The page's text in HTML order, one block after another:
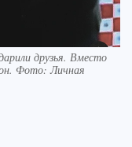
друзья. Вместо
Фото: Личная